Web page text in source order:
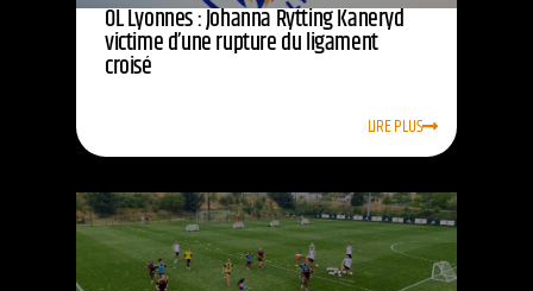
OL Lyonnes : Johanna Rytting Kaneryd
victime d’une rupture du ligament
croisé
LIRE PLUS